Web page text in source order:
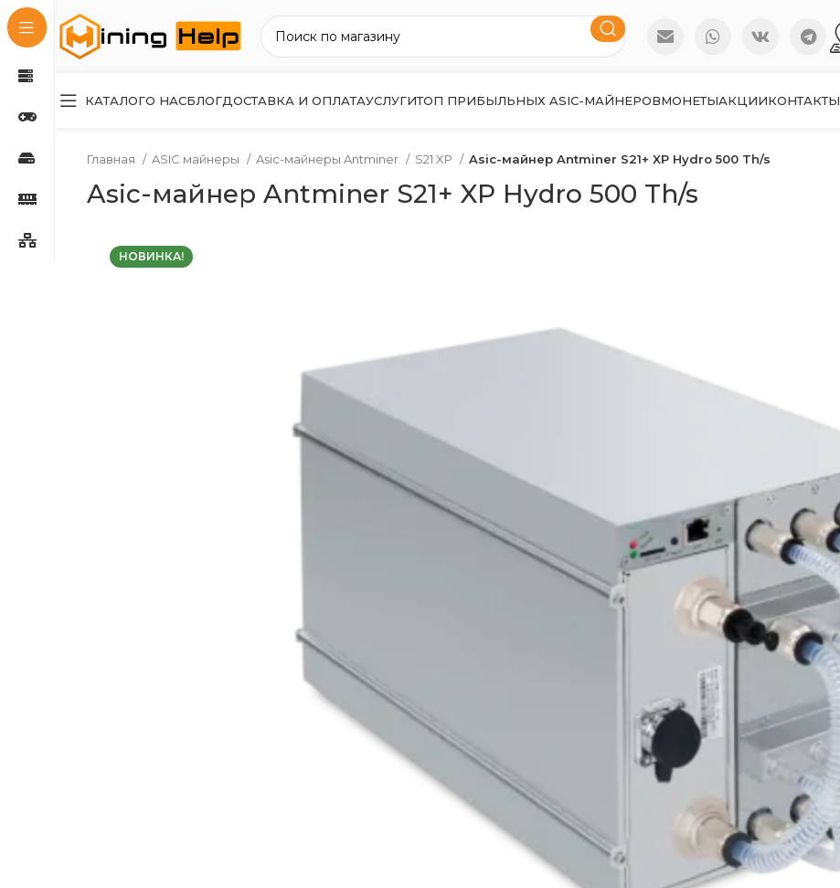
КАТАЛОГО НАСБЛОГДОСТАВКА И ОПЛАТАУСЛУГИТОП ПРИБЫЛЬНЫХ ASIC-МАЙНЕРОВМОНЕТЫАКЦИИКОНТАКТЫ
Главная ASIC майнеры Asic-майнеры Antminer S21 XP Asic-майнер Antminer S21+ XP Hydro 500 Th/s
Asic-майнер Antminer S21+ XP Hydro 500 Th/s
НОВИНКА!